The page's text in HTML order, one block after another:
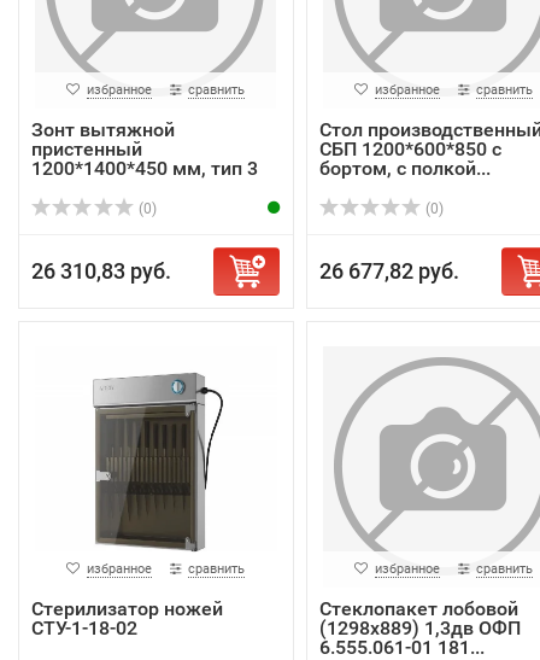
избранное сравнить
Зонт вытяжной
пристенный
1200*1400*450 мм, тип 3
(0)
26 310,83 руб.
избранное сравнить
Стол
СБП 1200*600*850 с
бортом, с полкой...
(0)
26 677,82 руб.
избранное сравнить
Стерилизатор ножей
СТУ-1-18-02
избранное сравнить
Стеклопакет лобовой
(1298х889) 1,3дв ОФП
6.555.061-01 181...